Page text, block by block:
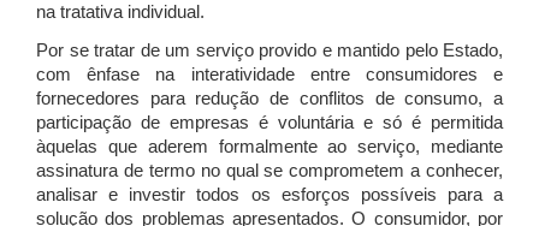
na tratativa individual.
Por se tratar de um serviço provido e mantido pelo Estado,
com ênfase na interatividade entre consumidores e
fornecedores para redução de conflitos de consumo, a
participação de empresas é voluntária e só é permitida
àquelas que aderem formalmente ao serviço, mediante
assinatura de termo no qual se comprometem a conhecer,
analisar e investir todos os esforços possíveis para a
solução dos problemas apresentados. O consumidor, por